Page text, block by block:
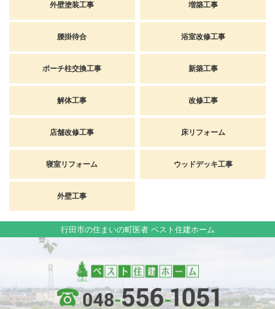
外壁塗装工事 増築工事
腰掛待合 浴室改修工事
ポーチ柱交換工事 新築工事
解体工事 改修工事
店舗改修工事 床リフォーム
寝室リフォーム ウッドデッキ工事
外壁工事
行田市の住まいの町医者 ベスト住建ホーム